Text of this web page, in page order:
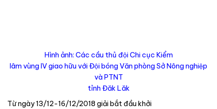
Hình ảnh: Các cầu thủ đội Chi cục Kiểm
lâm vùng IV giao hữu với Đội bóng Văn phòng Sở Nông nghiệp
và PTNT
tỉnh Đăk Lăk
Từ ngày 13/12-16/12/2018 giải bắt đầu khởi